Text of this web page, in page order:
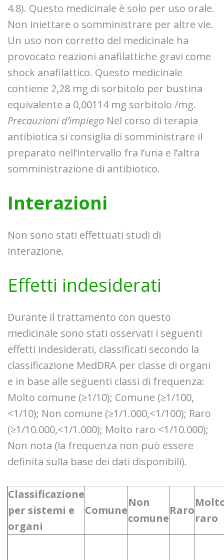
4.8). Questo medicinale è solo per uso orale.
Non iniettare o somministrare per altre vie.
Un uso non corretto del medicinale ha
provocato reazioni anafilattiche gravi come
shock anafilattico. Questo medicinale
contiene 2,28 mg di sorbitolo per bustina
equivalente a 0,00114 mg sorbitolo /mg.
Precauzioni d’impiego Nel corso di terapia
antibiotica si consiglia di somministrare il
preparato nell’intervallo fra l’una e l’altra
somministrazione di antibiotico.
Interazioni
Non sono stati effettuati studi di
interazione.
Effetti indesiderati
Durante il trattamento con questo
medicinale sono stati osservati i seguenti
effetti indesiderati, classificati secondo la
classificazione MedDRA per classe di organi
e in base alle seguenti classi di frequenza:
Molto comune (≥1/10); Comune (≥1/100,
<1/10); Non comune (≥1/1.000,<1/100); Raro
(≥1/10.000,<1/1.000); Molto raro <1/10.000);
Non nota (la frequenza non può essere
definita sulla base dei dati disponibili).
Classificazione
per sistemi e
organi
Comune
Non
comune
Raro
raro